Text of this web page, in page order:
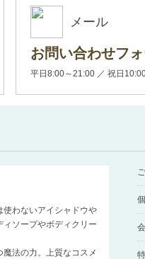
メール
お問い合わせフ
平日8:00～21:00 ／ 祝日
使わないアイシャドウや
ソープやボディクリー
法の力。上質なコスメ